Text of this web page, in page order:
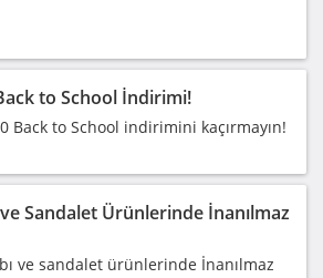
to School İndirimi!
Back to School indirimini kaçırmayın!
Sandalet Ürünlerinde İnanılmaz
ve sandalet ürünlerinde İnanılmaz